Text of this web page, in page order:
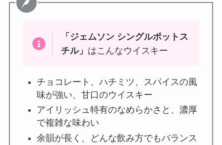
「 ジェムソン シングルポットス
チル」 はこんなウイスキー
チョコレート、ハチミツ、スパイスの風
味が強い、甘口のウイスキー
アイリッシュ特有のなめらかさと、濃厚
で複雑な味わい
余韻が長く、どんな飲み方でもバランス